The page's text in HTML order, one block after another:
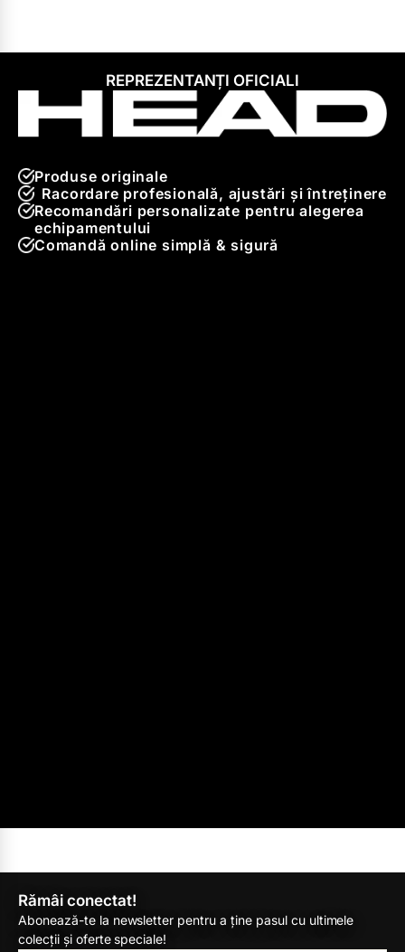
REPREZENTANȚI OFICIALI
Produse originale
Racordare profesională, ajustări și întreținere
Recomandări personalizate pentru alegerea
echipamentului
Comandă online simplă & sigură
Rămâi conectat!
Abonează-te la newsletter pentru a ține pasul cu ultimele
colecții și oferte speciale!